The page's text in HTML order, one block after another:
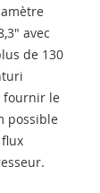
avec
de 130
fournir le
possible